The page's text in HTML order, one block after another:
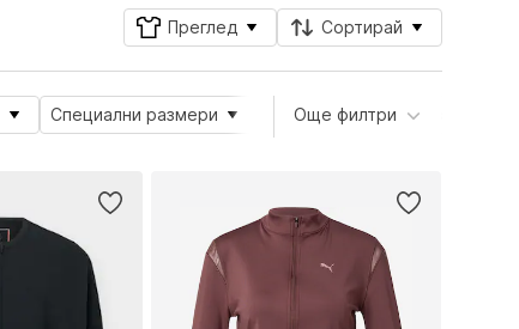
Преглед Сортирай
Специални размери Вид спорт Дължина
Още филтри